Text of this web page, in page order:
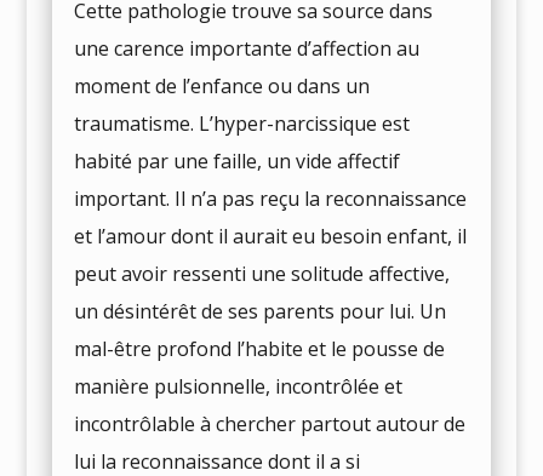
Cette pathologie trouve sa source dans
une carence importante d’affection au
moment de l’enfance ou dans un
traumatisme. L’hyper-narcissique est
habité par une faille, un vide affectif
important. Il n’a pas reçu la reconnaissance
et l’amour dont il aurait eu besoin enfant, il
peut avoir ressenti une solitude affective,
un désintérêt de ses parents pour lui. Un
mal-être profond l’habite et le pousse de
manière pulsionnelle, incontrôlée et
incontrôlable à chercher partout autour de
lui la reconnaissance dont il a si